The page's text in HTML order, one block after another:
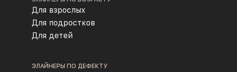
Для взрослых
Для подростков
Для детей
ЭЛАЙНЕРЫ ПО ДЕФЕКТУ